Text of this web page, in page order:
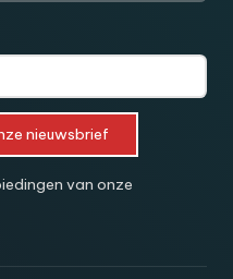
nieuwsbrief
van onze